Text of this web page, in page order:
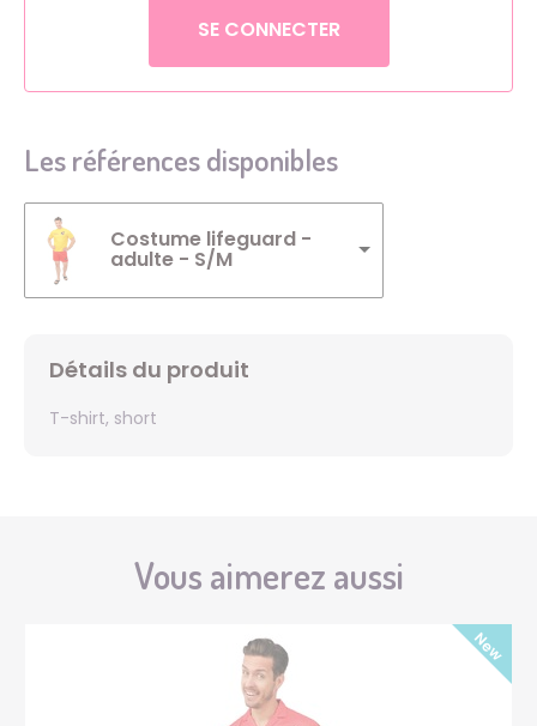
SE CONNECTER
Les références disponibles
Costume lifeguard -
adulte - S/M
Détails du produit
T-shirt, short
Vous aimerez aussi